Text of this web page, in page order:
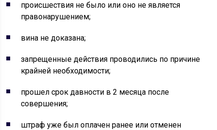
происшествия не было или оно не является
правонарушением;
вина не доказана;
запрещенные действия проводились по причине
крайней необходимости;
прошел срок давности в 2 месяца после
совершения;
штраф уже был оплачен ранее или отменен